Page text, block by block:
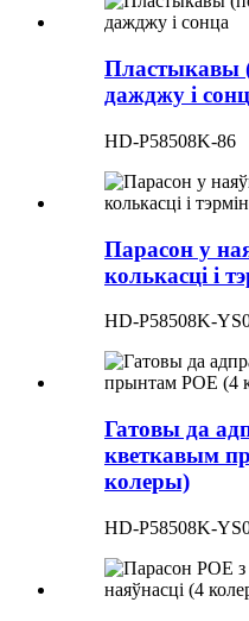
Пластыкавы
дажджу і
HD-P58508K-86
Парасон у
колькасці і
HD-P58508K-
Гатовы да
кветкавым
колеры)
HD-P58508K-